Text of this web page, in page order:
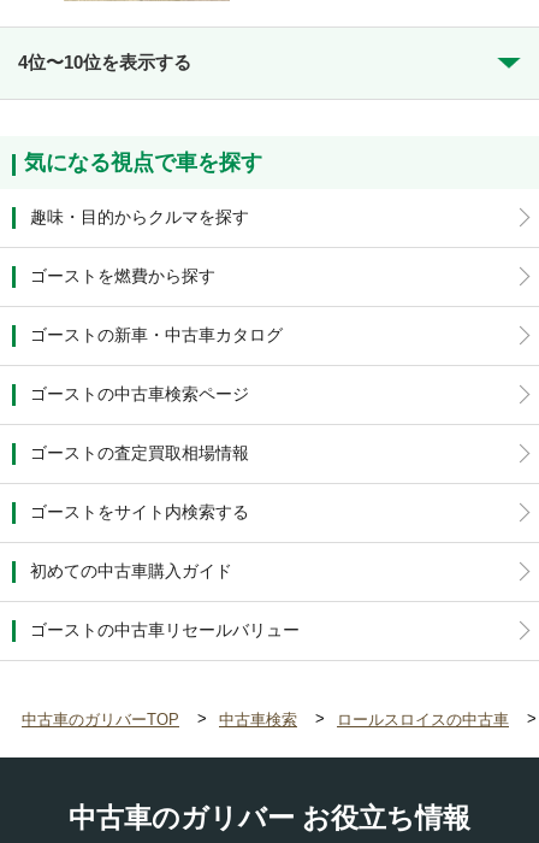
4位〜10位を表示する
気になる視点で車を探す
趣味・目的からクルマを探す
ゴーストを燃費から探す
ゴーストの新車・中古車カタログ
ゴーストの中古車検索ページ
ゴーストの査定買取相場情報
ゴーストをサイト内検索する
初めての中古車購入ガイド
ゴーストの中古車リセールバリュー
中古車のガリバーTOP 中古車検索 ロールスロイスの中古車
中古車のガリバー お役立ち情報